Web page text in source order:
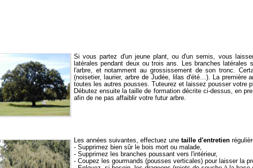
Si vous partez d'un jeune plant, ou d'un semis, vous
latérales pendant deux ou trois ans. Les branches
l'arbre, et notamment au grossissement de son tronc.
(noisetier, laurier, arbre de Judée, lilas d'été…). La première
toutes les autres pousses. Tuteurez et laissez pousser votre
Débutez ensuite la taille de formation décrite ci-dessus, en
afin de ne pas affaiblir votre futur arbre.
Les années suivantes, effectuez une taille d'entretien
- Supprimez bien sûr le bois mort ou malade,
- Supprimez les branches poussant vers l'intérieur,
- Coupez les gourmands (pousses verticales) pour laisser la